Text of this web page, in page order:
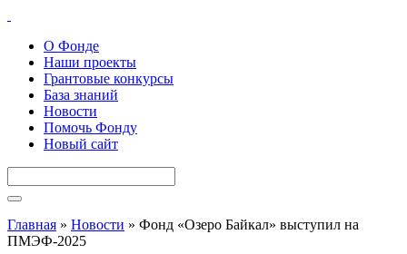
О Фонде
Наши проекты
Грантовые конкурсы
База знаний
Новости
Помочь Фонду
Новый сайт
Главная » Новости » Фонд «Озеро Байкал» выступил на
ПМЭФ-2025